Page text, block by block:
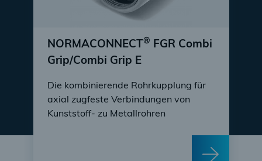
NORMACONNECT ® FGR Combi
Grip/Combi Grip E
Die kombinierende Rohrkupplung für
axial zugfeste Verbindungen von
Kunststoff- zu Metallrohren